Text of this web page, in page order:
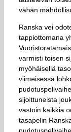
vähän
Ranska vei
tappiottomana
varmisti toisen
myöhäisellä
viimeisessä
sijoittuneista
vastoin kaikkia
tasapelin